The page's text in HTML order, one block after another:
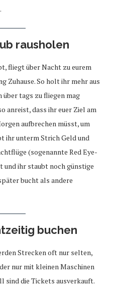
rausholen
fliegt über Nacht zu eurem
Zuhause. So holt ihr mehr aus
über tags zu fliegen mag
anreist, dass ihr euer Ziel am
aufbrechen müsst, um
ihr unterm Strich Geld und
(sogenannte Red Eye-
und ihr staubt noch günstige
bucht als andere
buchen
Strecken oft nur selten,
nur mit kleinen Maschinen
sind die Tickets ausverkauft.